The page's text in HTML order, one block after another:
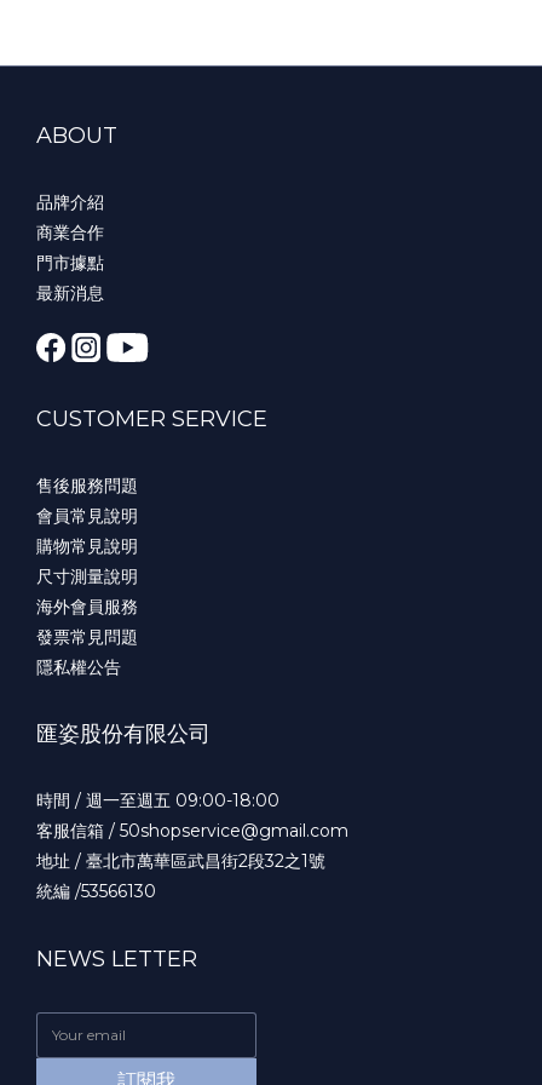
ABOUT
品牌介紹
商業合作
門市據點
最新消息
CUSTOMER SERVICE
售後服務問題
會員常見說明
購物常見說明
尺寸測量說明
海外會員服務
發票常見問題
隱私權公告
匯姿股份有限公司
時間 / 週一至週五 09:00-18:00
客服信箱 / 50shopservice@gmail.com
地址 / 臺北市萬華區武昌街2段32之1號
統編 /53566130
NEWS LETTER
訂閱我